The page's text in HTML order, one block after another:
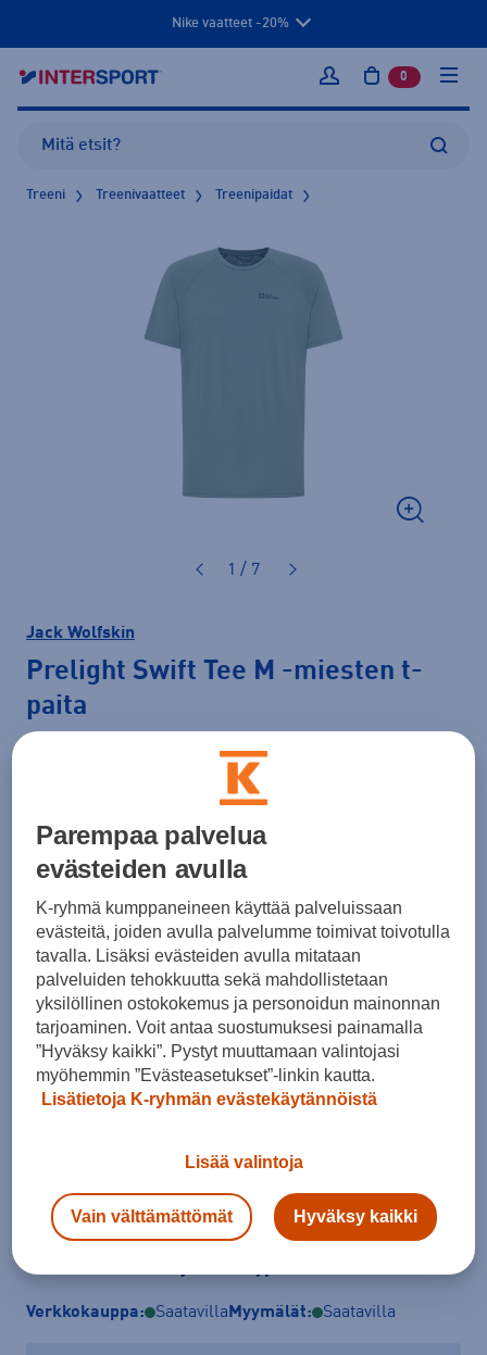
Nike vaatteet -20%
Kirjaudu sisään
0 tuotetta
Treeni Treenivaatteet Treenipaidat
1 / 7
Jack Wolfskin
Prelight Swift Tee M -miesten t-
paita
Hinta verkossa
30pv alin hinta: 32,99 €
Lisätietoa
Koko
S M L XL
Kokotaulukko
Lisää ostoskoriin
Tarkista saatavuus ja tilaa myymälästä
Verkkokauppa: Saatavilla Myymälät: Saatavilla
Parempaa palvelua
evästeiden avulla
K-ryhmä kumppaneineen käyttää palveluissaan
evästeitä, joiden avulla palvelumme toimivat toivotulla
tavalla. Lisäksi evästeiden avulla mitataan
palveluiden tehokkuutta sekä mahdollistetaan
yksilöllinen ostokokemus ja personoidun mainonnan
tarjoaminen. Voit antaa suostumuksesi painamalla
”Hyväksy kaikki”. Pystyt muuttamaan valintojasi
myöhemmin ”Evästeasetukset”-linkin kautta.
Lisätietoja K-ryhmän evästekäytännöistä
Lisää valintoja
Vain välttämättömät Hyväksy kaikki